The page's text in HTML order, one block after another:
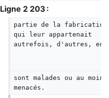
Ligne 2 203 :
partie de la
qui leur appartenait
autrefois, d'autres,
sont malades ou au
menacés.